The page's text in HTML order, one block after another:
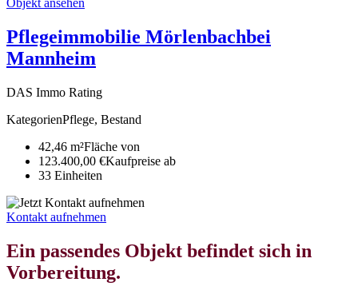
Objekt ansehen
Pflegeimmobilie Mörlenbachbei
Mannheim
DAS Immo Rating
KategorienPflege, Bestand
42,46 m²Fläche von
123.400,00 €Kaufpreise ab
33 Ein­heiten
Kontakt aufnehmen
Ein passendes Objekt befindet sich in
Vorbereitung.